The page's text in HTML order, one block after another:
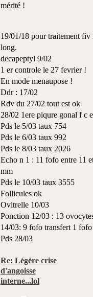
mérité !
19/01/18 pour traitement
long.
decapeptyl 9/02
1 er controle le 27 fevrier !
En mode menaupose !
Ddr : 17/02
Rdv du 27/02 tout est ok
28/02 1ere piqure gonal f c
Pds le 5/03 taux 754
Pds le 6/03 taux 992
Pds le 8/03 taux 2026
Echo n 1 : 11 fofo entre 11
mm
Pds le 10/03 taux 3555
Follicules ok
Ovitrelle 10/03
Ponction 12/03 : 13
14/03: 9 fofo transfert 1 fofo
Pds 28/03
Re: Légère crise
d'angoisse
interne...lol